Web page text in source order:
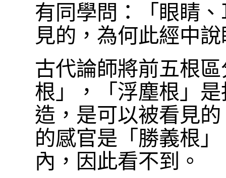
有同學問：「眼睛
見的，為何此經中
古代論師將前五根
根」，「浮塵根」
造，是可以被看見
的感官是「勝義根
內，因此看不到。